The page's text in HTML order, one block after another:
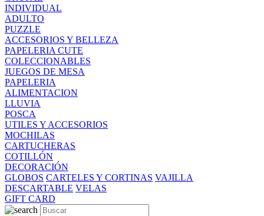
INDIVIDUAL
ADULTO
PUZZLE
ACCESORIOS Y BELLEZA
PAPELERIA CUTE
COLECCIONABLES
JUEGOS DE MESA
PAPELERIA
ALIMENTACION
LLUVIA
POSCA
UTILES Y ACCESORIOS
MOCHILAS
CARTUCHERAS
COTILLÓN
DECORACIÓN
GLOBOS CARTELES Y CORTINAS VAJILLA
DESCARTABLE VELAS
GIFT CARD